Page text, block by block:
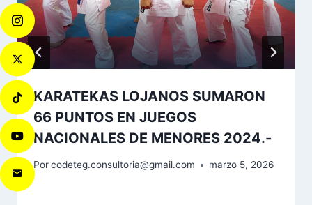
KARATEKAS LOJANOS SUMARON
66 PUNTOS EN JUEGOS
NACIONALES DE MENORES 2024.-
Porcodeteg.consultoria@gmail.com marzo 5, 2026